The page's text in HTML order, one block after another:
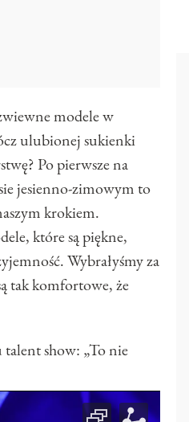
modele w
ulubionej sukienki
Po pierwsze na
jesienno-zimowym to
krokiem.
które są piękne,
Wybrałyśmy za
tak komfortowe, że
show: „To nie